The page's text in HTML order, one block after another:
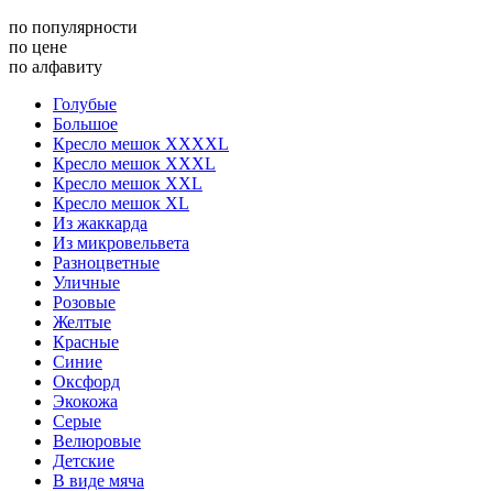
по популярности
по цене
по алфавиту
Голубые
Большое
Кресло мешок XXXXL
Кресло мешок XXXL
Кресло мешок XXL
Кресло мешок XL
Из жаккарда
Из микровельвета
Разноцветные
Уличные
Розовые
Желтые
Красные
Синие
Оксфорд
Экокожа
Серые
Велюровые
Детские
В виде мяча